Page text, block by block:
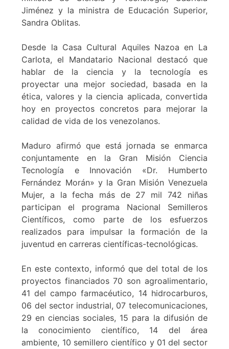
Jiménez y la ministra de Educación Superior,
Sandra Oblitas.
Desde la Casa Cultural Aquiles Nazoa en La
Carlota, el Mandatario Nacional destacó que
hablar de la ciencia y la tecnología es
proyectar una mejor sociedad, basada en la
ética, valores y la ciencia aplicada, convertida
hoy en proyectos concretos para mejorar la
calidad de vida de los venezolanos.
Maduro afirmó que está jornada se enmarca
conjuntamente en la Gran Misión Ciencia
Tecnología e Innovación «Dr. Humberto
Fernández Morán» y la Gran Misión Venezuela
Mujer, a la fecha más de 27 mil 742 niñas
participan el programa Nacional Semilleros
Científicos, como parte de los esfuerzos
realizados para impulsar la formación de la
juventud en carreras científicas-tecnológicas.
En este contexto, informó que del total de los
proyectos financiados 70 son agroalimentario,
41 del campo farmacéutico, 14 hidrocarburos,
06 del sector industrial, 07 telecomunicaciones,
29 en ciencias sociales, 15 para la difusión de
la conocimiento científico, 14 del área
ambiente, 10 semillero científico y 01 del sector